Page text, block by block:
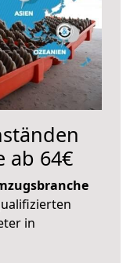
ab 64€
in